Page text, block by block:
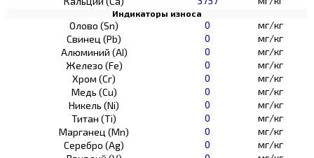
Индикаторы износа
Олово (Sn) 0
мг/кг
Свинец (Pb)
0
мг/кг
Алюминий (AI)
0
мг/кг
Железо (Fe)
0
мг/кг
Хром (Сг)
0
мг/кг
Медь (Cu)
0
мг/кг
Никель (Ni)
0
мг/кг
Титан (Ti)
0
мг/кг
Марганец (Mn)
0
мг/кг
Серебро (Ag)
0
мг/кг